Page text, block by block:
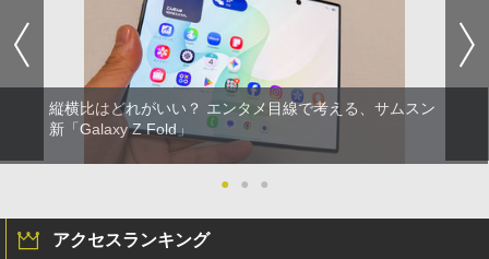
縦横比はどれがいい？ エンタメ目線で考える、サムスン
新「Galaxy Z Fold」
● ● ●
アクセスランキング